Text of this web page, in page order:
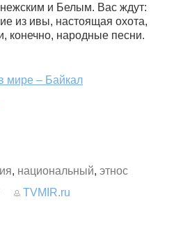
и Белым. Вас ждут:
из ивы, настоящая охота,
конечно, народные песни.
мире – Байкал
, национальный, этнос
TVMIR.ru